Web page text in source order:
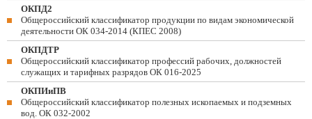
ОКПД2
Общероссийский классификатор продукции по видам экономической
деятельности ОК 034-2014 (КПЕС 2008)
ОКПДТР
Общероссийский классификатор профессий рабочих, должностей
служащих и тарифных разрядов ОК 016-2025
ОКПИиПВ
Общероссийский классификатор полезных ископаемых и подземных
вод. ОК 032-2002